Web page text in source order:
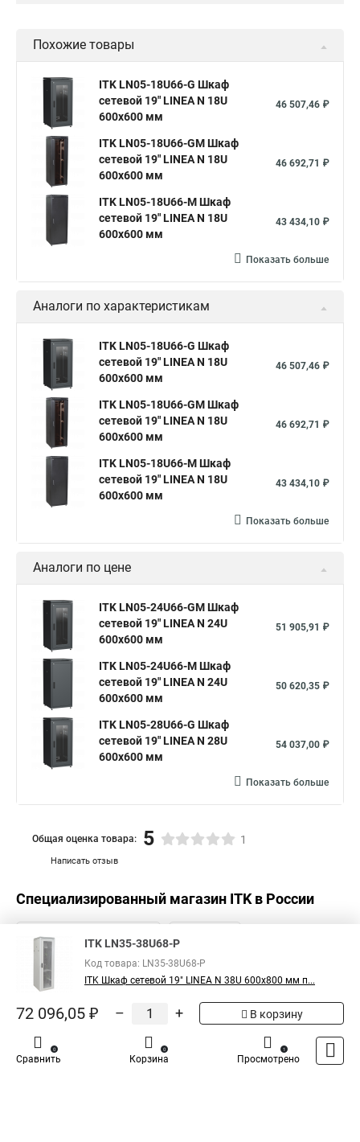
Похожие товары
ITK LN05-18U66-G Шкаф
сетевой 19" LINEA N 18U
600х600 мм
46 507,46 ₽
ITK LN05-18U66-GM Шкаф
сетевой 19" LINEA N 18U
600х600 мм
46 692,71 ₽
ITK LN05-18U66-M Шкаф
сетевой 19" LINEA N 18U
600х600 мм
43 434,10 ₽
Показать больше
Аналоги по характеристикам
ITK LN05-18U66-G Шкаф
сетевой 19" LINEA N 18U
600х600 мм
46 507,46 ₽
ITK LN05-18U66-GM Шкаф
сетевой 19" LINEA N 18U
600х600 мм
46 692,71 ₽
ITK LN05-18U66-M Шкаф
сетевой 19" LINEA N 18U
600х600 мм
43 434,10 ₽
Показать больше
Аналоги по цене
ITK LN05-24U66-GM Шкаф
сетевой 19" LINEA N 24U
600х600 мм
51 905,91 ₽
ITK LN05-24U66-M Шкаф
сетевой 19" LINEA N 24U
600х600 мм
50 620,35 ₽
ITK LN05-28U66-G Шкаф
сетевой 19" LINEA N 28U
600х600 мм
54 037,00 ₽
Показать больше
Написать отзыв
Общая оценка товара: 5 1
Специализированный магазин ITKв России
ITK LN35-38U68-P
Код товара: LN35-38U68-P
ITK Шкаф сетевой 19" LINEA N 38U 600х800 мм п...
72 096,05 ₽ – + В корзину
Сравнить
0
Корзина
0
Просмотрено
1